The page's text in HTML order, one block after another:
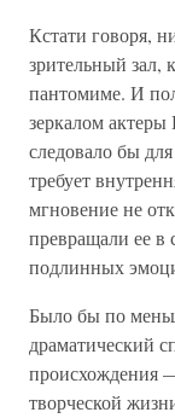
Кстати говоря,
зрительный зал,
пантомиме. И
зеркалом
следовало бы
требует
мгновение не
превращали ее в
подлинных
Было бы по
драматический
происхождения
творческой